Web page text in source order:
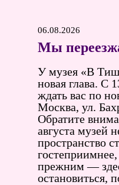
06.08.2026
Мы
У музея «В
новая глава. С
ждать вас по
Москва, ул.
Обратите
августа музей
пространство
гостеприимнее,
прежним —
остановиться,